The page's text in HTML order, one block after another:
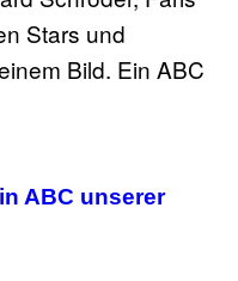
ABC unserer